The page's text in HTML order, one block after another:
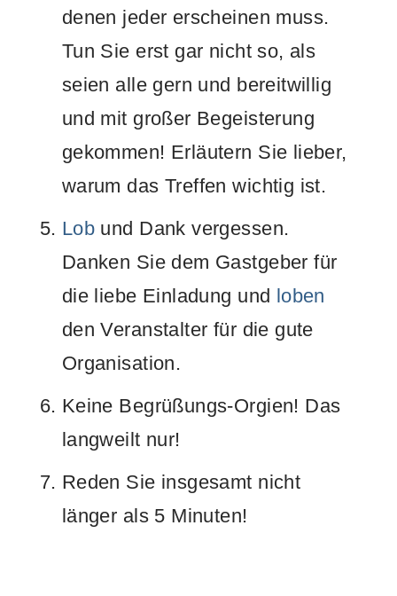
denen jeder erscheinen muss.
Tun Sie erst gar nicht so, als
seien alle gern und bereitwillig
und mit großer Begeisterung
gekommen! Erläutern Sie lieber,
warum das Treffen wichtig ist.
Lob und Dank vergessen.
Danken Sie dem Gastgeber für
die liebe Einladung und loben
den Veranstalter für die gute
Organisation.
Keine Begrüßungs-Orgien! Das
langweilt nur!
Reden Sie insgesamt nicht
länger als 5 Minuten!